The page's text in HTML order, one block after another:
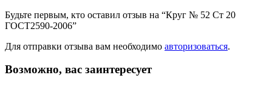
Будьте первым, кто оставил отзыв на “Круг № 52 Ст 20
ГОСТ2590-2006”
Для отправки отзыва вам необходимо авторизоваться.
Возможно, вас заинтересует